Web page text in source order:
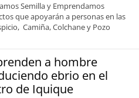
Semilla y Emprendamos
que apoyarán a personas en las
Camiña, Colchane y Pozo
a hombre
ebrio en el
de Iquique